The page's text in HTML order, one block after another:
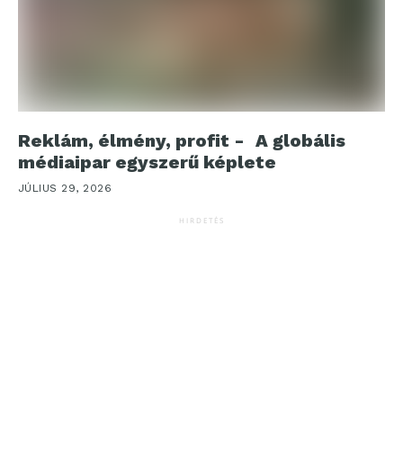
Reklám, élmény, profit - A globális
médiaipar egyszerű képlete
JÚLIUS 29, 2026
HIRDETÉS